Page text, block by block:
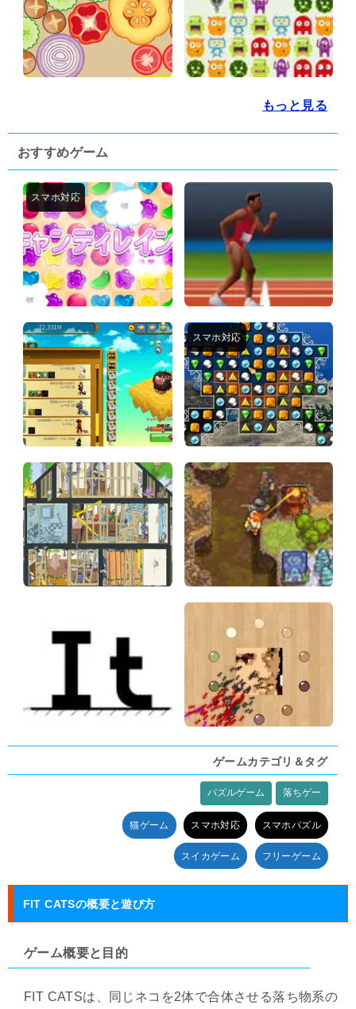
もっと見る
おすすめゲーム
ゲームカテゴリ＆タグ
パズルゲーム 落ちゲー
猫ゲーム スマホ対応 スマホパズル
スイカゲーム フリーゲーム
FIT CATSの概要と遊び方
ゲーム概要と目的
FIT CATSは、同じネコを2体で合体させる落ち物系の